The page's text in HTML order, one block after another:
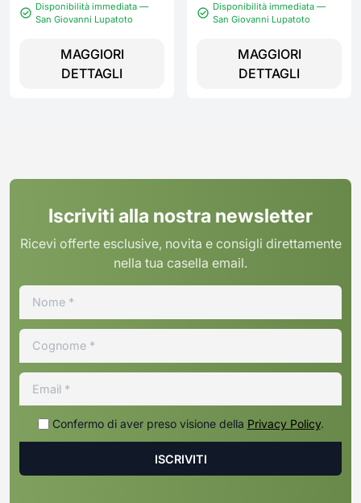
Disponibilità immediata —
San Giovanni Lupatoto
MAGGIORI
DETTAGLI
Disponibilità immediata —
San Giovanni Lupatoto
MAGGIORI
DETTAGLI
Iscriviti alla nostra newsletter
Ricevi offerte esclusive, novita e consigli direttamente
nella tua casella email.
Confermo di aver preso visione della Privacy Policy.